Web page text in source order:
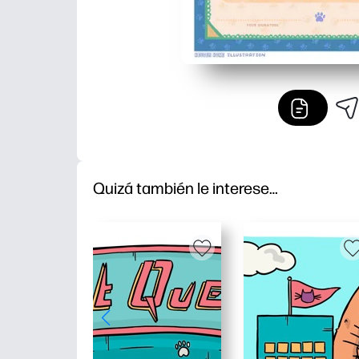
Quizá también le interese…